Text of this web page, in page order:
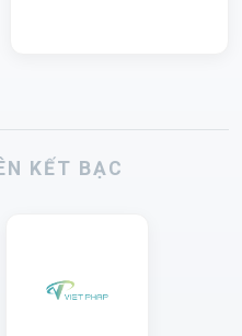
KẾT BẠC